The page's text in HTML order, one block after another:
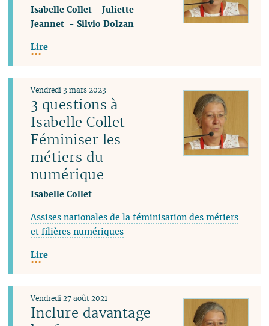
Isabelle Collet -Juliette
Jeannet -Silvio Dolzan
Lire
3 questions à
Isabelle Collet -
Féminiser les
métiers du
numérique
Vendredi 3 mars 2023
Isabelle Collet
Assises nationales de la féminisation des métiers
et filières numériques
Lire
Inclure davantage
Vendredi 27 août 2021